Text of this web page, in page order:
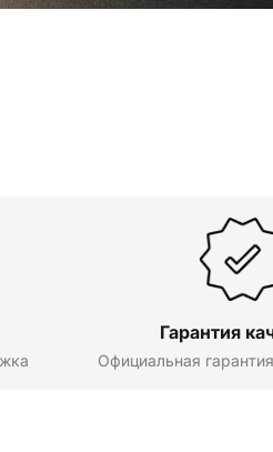
Гарантия
Официальная